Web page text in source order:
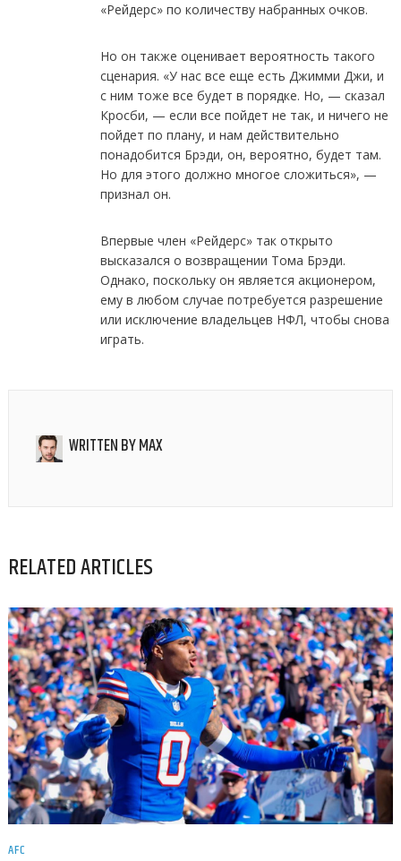
«Рейдерс» по количеству набранных очков.
Но он также оценивает вероятность такого
сценария. «У нас все еще есть Джимми Джи, и
с ним тоже все будет в порядке. Но, — сказал
Кросби, — если все пойдет не так, и ничего не
пойдет по плану, и нам действительно
понадобится Брэди, он, вероятно, будет там.
Но для этого должно многое сложиться», —
признал он.
Впервые член «Рейдерс» так открыто
высказался о возвращении Тома Брэди.
Однако, поскольку он является акционером,
ему в любом случае потребуется разрешение
или исключение владельцев НФЛ, чтобы снова
играть.
WRITTEN BYMAX
RELATED ARTICLES
AFC